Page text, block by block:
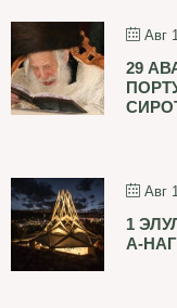
Авг
29
Авг
1
А-